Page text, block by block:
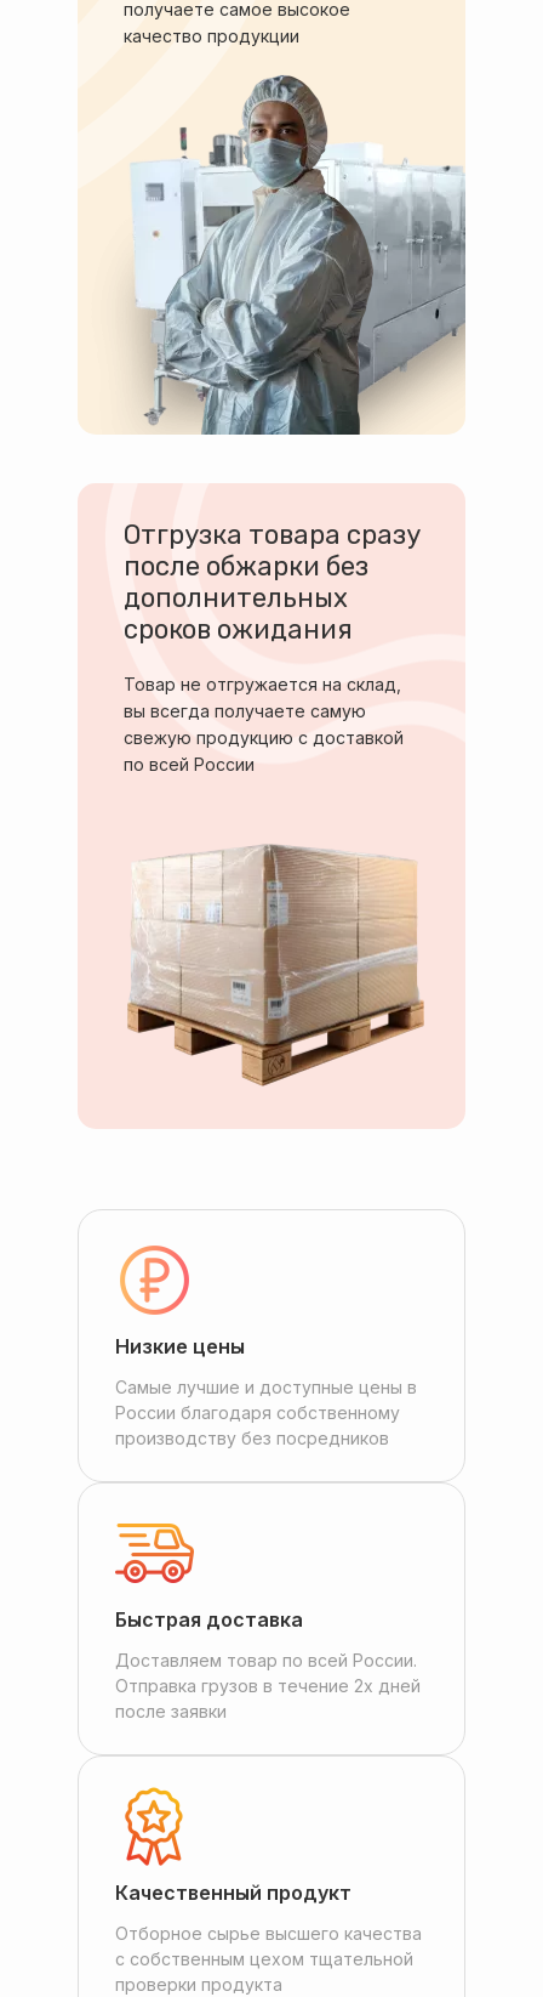
получаете самое высокое
качество продукции
Отгрузка товара сразу
после обжарки без
дополнительных
сроков ожидания
Товар не отгружается на склад,
вы всегда получаете самую
свежую продукцию с доставкой
по всей России
Низкие цены
Самые лучшие и доступные цены в
России благодаря собственному
производству без посредников
Быстрая доставка
Доставляем товар по всей России.
Отправка грузов в течение 2х дней
после заявки
Качественный продукт
Отборное сырье высшего качества
с собственным цехом тщательной
проверки продукта